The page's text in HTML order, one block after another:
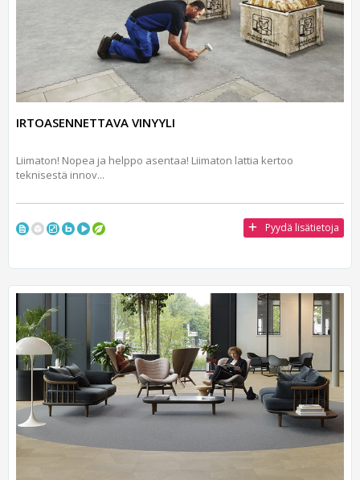
IRTOASENNETTAVA VINYYLI
Liimaton! Nopea ja helppo asentaa! Liimaton lattia kertoo
teknisestä innov...
Pyydä lisätietoja